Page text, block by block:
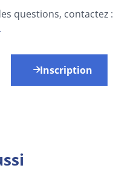
questions, contactez :
Inscription